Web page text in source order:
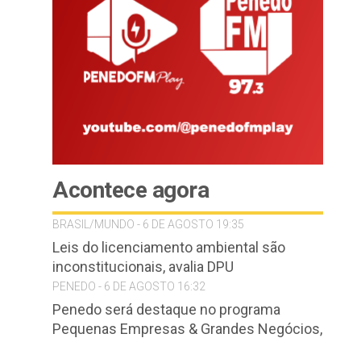
Acontece agora
BRASIL/MUNDO - 6 DE AGOSTO 19:35
Leis do licenciamento ambiental são
inconstitucionais, avalia DPU
PENEDO - 6 DE AGOSTO 16:32
Penedo será destaque no programa
Pequenas Empresas & Grandes Negócios,